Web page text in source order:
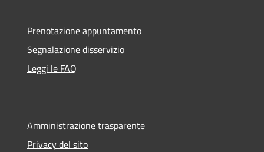
Prenotazione appuntamento
Segnalazione disservizio
Leggi le FAQ
Amministrazione trasparente
Privacy del sito